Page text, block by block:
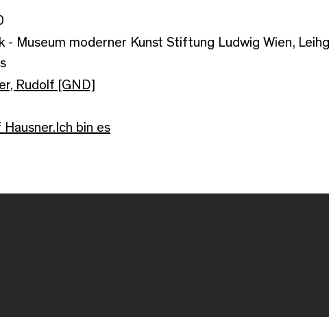
- Museum moderner Kunst Stiftung Ludwig Wien,
Rudolf [GND]
Hausner.Ich bin es